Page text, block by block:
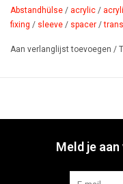
PDF
Abstandhülse / acrylic /
fixing / sleeve / spacer /
Aan verlanglijst toevoegen /
Meld je